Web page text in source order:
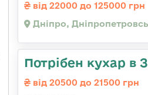
від 22000 до 125000 грн
Дніпро,
Потрібен кухар в
від 20500 до 21500 грн